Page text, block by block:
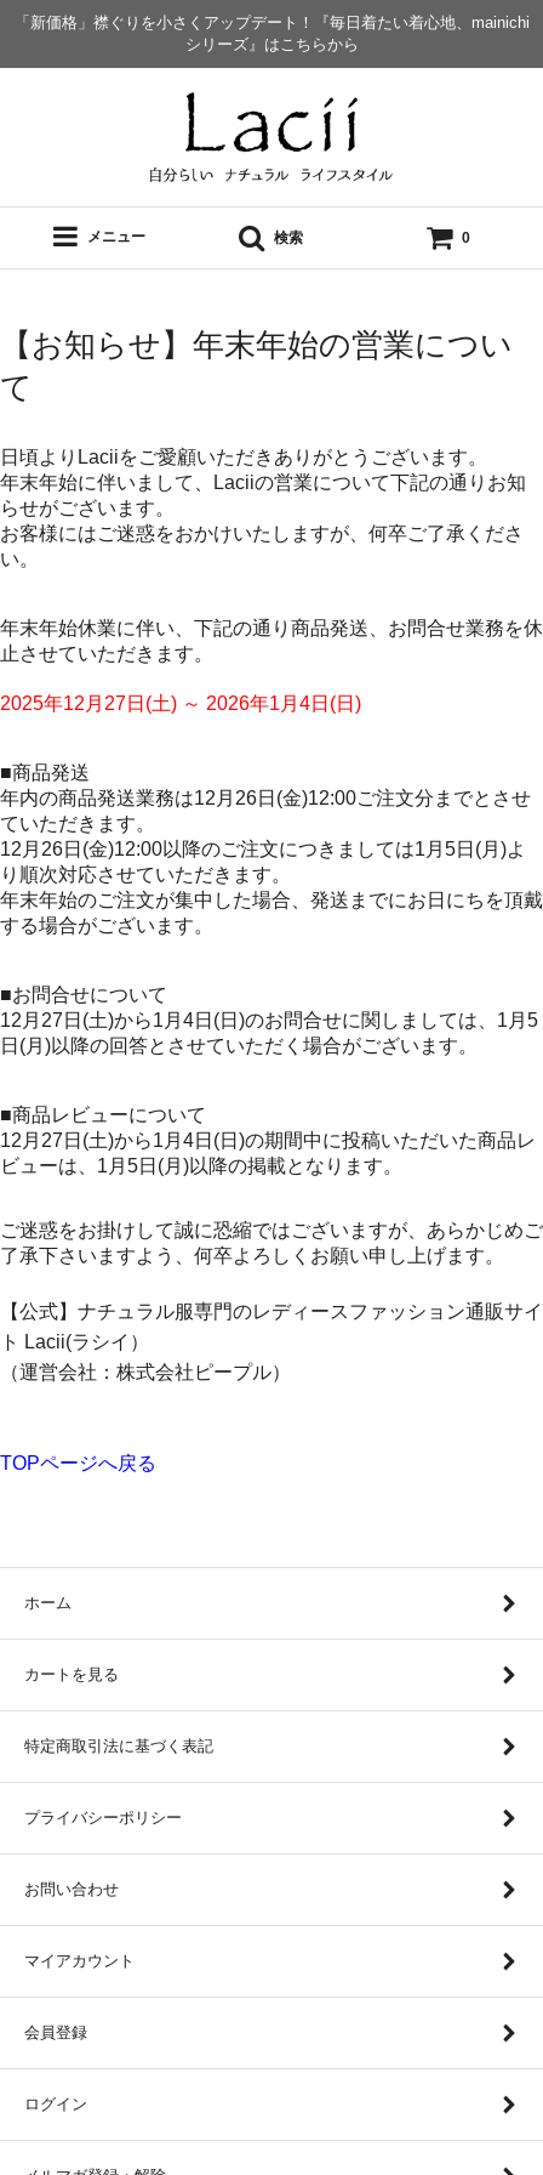
「新価格」襟ぐりを小さくアップデート！『毎日着たい着心地、mainichi
シリーズ』はこちらから
メニュー 検索 0
【お知らせ】年末年始の営業につい
て
日頃よりLaciiをご愛顧いただきありがとうございます。
年末年始に伴いまして、Laciiの営業について下記の通りお知
らせがございます。
お客様にはご迷惑をおかけいたしますが、何卒ご了承くださ
い。
年末年始休業に伴い、下記の通り商品発送、お問合せ業務を休
止させていただきます。
2025年12月27日(土) ～ 2026年1月4日(日)
■商品発送
年内の商品発送業務は12月26日(金)12:00ご注文分までとさせ
ていただきます。
12月26日(金)12:00以降のご注文につきましては1月5日(月)よ
り順次対応させていただきます。
年末年始のご注文が集中した場合、発送までにお日にちを頂戴
する場合がございます。
■お問合せについて
12月27日(土)から1月4日(日)のお問合せに関しましては、1月5
日(月)以降の回答とさせていただく場合がございます。
■商品レビューについて
12月27日(土)から1月4日(日)の期間中に投稿いただいた商品レ
ビューは、1月5日(月)以降の掲載となります。
ご迷惑をお掛けして誠に恐縮ではございますが、あらかじめご
了承下さいますよう、何卒よろしくお願い申し上げます。
【公式】ナチュラル服専門のレディースファッション通販サイ
ト Lacii(ラシイ）
（運営会社：株式会社ピープル）
TOPページへ戻る
ホーム
カートを見る
特定商取引法に基づく表記
プライバシーポリシー
お問い合わせ
マイアカウント
会員登録
ログイン